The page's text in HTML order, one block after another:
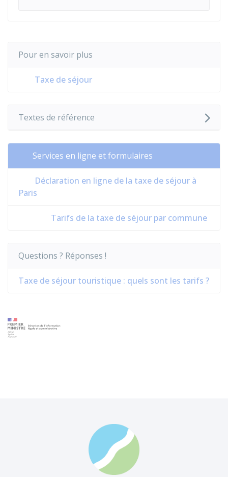
Pour en savoir plus
Taxe de séjour
Textes de référence
Services en ligne et formulaires
Déclaration en ligne de la taxe de séjour à
Paris
Tarifs de la taxe de séjour par commune
Questions ? Réponses !
Taxe de séjour touristique : quels sont les tarifs ?